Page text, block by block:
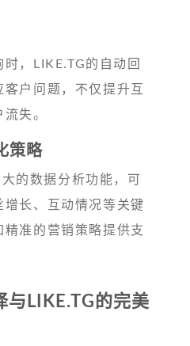
，LIKE.TG的自动回
户问题，不仅提升互
失。
策略
的数据分析功能，可
增长、互动情况等关键
准的营销策略提供支
与LIKE.TG的完美